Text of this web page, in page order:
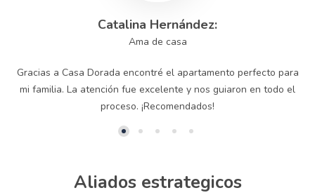
Catalina Hernández:
Ama de casa
Gracias a Casa Dorada encontré el apartamento perfecto para
mi familia. La atención fue excelente y nos guiaron en todo el
proceso. ¡Recomendados!
Aliados estrategicos